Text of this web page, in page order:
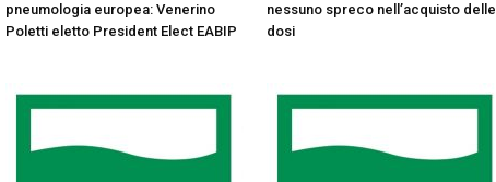
pneumologia europea: Venerino
Poletti eletto President Elect EABIP
nessuno spreco nell’acquisto delle
dosi